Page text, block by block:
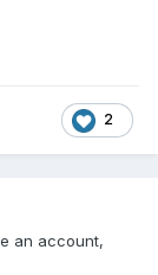
2
an account,